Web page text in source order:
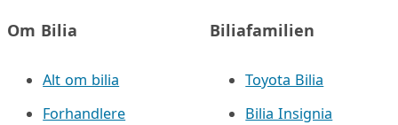
Om Bilia
Alt om bilia
Forhandlere
Biliafamilien
Toyota Bilia
Bilia Insignia